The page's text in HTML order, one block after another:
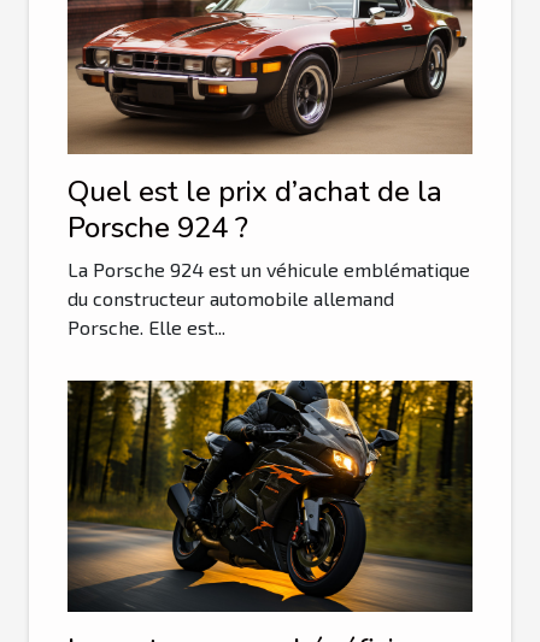
Quel est le prix d’achat de la
Porsche 924 ?
La Porsche 924 est un véhicule emblématique
du constructeur automobile allemand
Porsche. Elle est...